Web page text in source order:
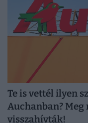
Te is vettél ilyen
Auchanban? Meg
visszahívták!